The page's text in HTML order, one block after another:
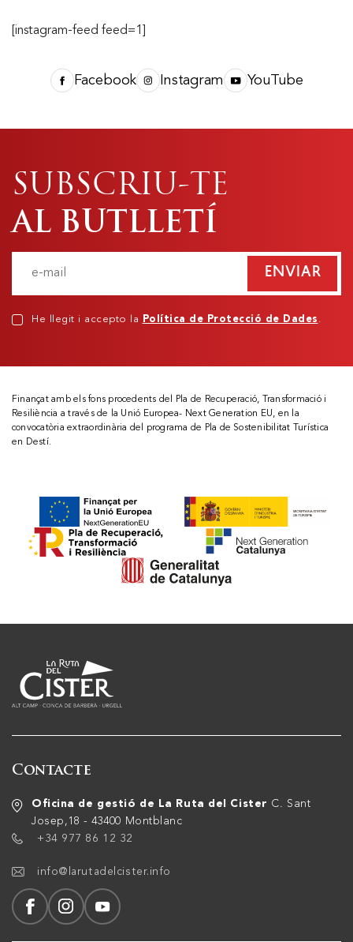
[instagram-feed feed=1]
Facebook Instagram YouTube
SUBSCRIU-TE
AL BUTLLETÍ
ENVIAR
He llegit i accepto la Política de Protecció de Dades .
Finançat amb els fons procedents del Pla de Recuperació, Transformació i
Resiliència a través de la Unió Europea- Next Generation EU, en la
convocatòria extraordinària del programa de Pla de Sostenibilitat Turística
en Destí.
Contacte
Oficina de gestió de La Ruta del Cister C. Sant
Josep,18 - 43400 Montblanc
+34 977 86 12 32
info@larutadelcister.info